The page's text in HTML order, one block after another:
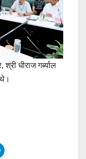
धीराज गर्ब्याल